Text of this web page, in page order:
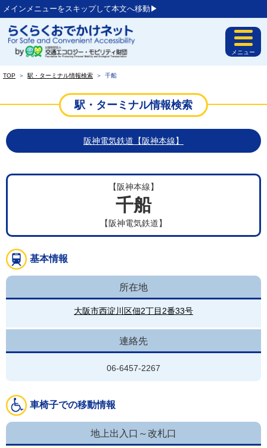
メインメニューをスキップして本文へ移動▶︎
メニュー
TOP ＞ 駅・ターミナル情報検索 ＞ 千船
駅・ターミナル情報検索
阪神電気鉄道【阪神本線】
【阪神本線】
千船
【阪神電気鉄道】
基本情報
所在地
大阪市西淀川区佃2丁目2番33号
連絡先
06-6457-2267
車椅子での移動情報
地上出入口～改札口